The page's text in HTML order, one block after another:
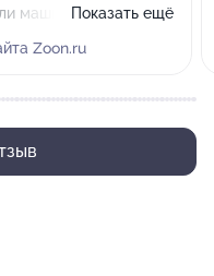
машину и
свободно. Я
Показать ещё
Zoon.ru